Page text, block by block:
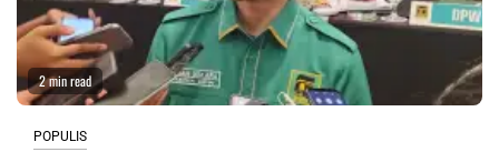
2 min read
POPULIS